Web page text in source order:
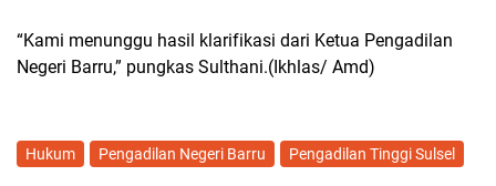
“Kami menunggu hasil klarifikasi dari Ketua Pengadilan
Negeri Barru,” pungkas Sulthani.(Ikhlas/ Amd)
Hukum Pengadilan Negeri Barru Pengadilan Tinggi Sulsel